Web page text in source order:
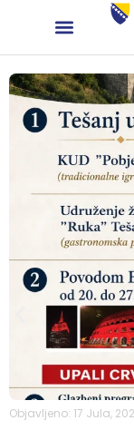
Objavljeno: 17 Jula,